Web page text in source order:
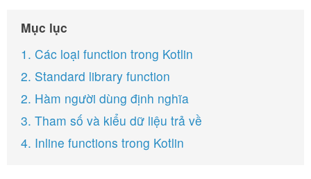
Mục lục
1. Các loại function trong Kotlin
2. Standard library function
2. Hàm người dùng định nghĩa
3. Tham số và kiểu dữ liệu trả về
4. Inline functions trong Kotlin